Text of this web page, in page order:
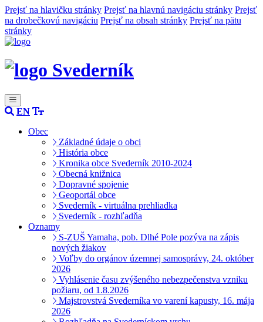
Prejsť na hlavičku stránky Prejsť na hlavnú navigáciu stránky Prejsť
na drobečkovú navigáciu Prejsť na obsah stránky Prejsť na pätu
stránky
Svederník
EN
Obec
Základné údaje o obci
História obce
Kronika obce Svederník 2010-2024
Obecná knižnica
Dopravné spojenie
Geoportál obce
Svederník - virtuálna prehliadka
Svederník - rozhľadňa
Oznamy
S-ZUŠ Yamaha, pob. Dlhé Pole pozýva na zápis
nových žiakov
Voľby do orgánov územnej samosprávy, 24. október
2026
Vyhlásenie času zvýšeného nebezpečenstva vzniku
požiaru, od 1.8.2026
Majstrovstvá Svederníka vo varení kapusty, 16. mája
2026